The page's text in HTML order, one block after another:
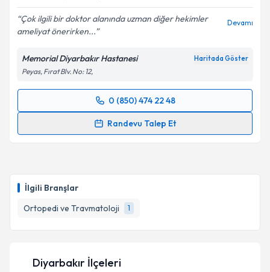
İlgili Branşlar
Ortopedi ve Travmatoloji
1
Çok ilgili bir doktor alanında uzman diğer hekimler
ameliyat önerirken...
Devamı
Memorial Diyarbakır Hastanesi Haritada Göster
Peyas, Fırat Blv. No: 12,
0 (850) 474 22 48
Randevu Talep Et
Randevu Takvimi Talebi
E-posta Adresiniz
Kişisel verilerimin işlenmesine ilişkin
Metni'ni okudum ve kişisel verilerimin belirtilen
Diyarbakır İlçeleri